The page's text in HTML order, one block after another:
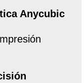
Anycubic